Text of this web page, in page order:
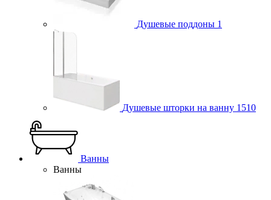
Душевые поддоны 1
Душевые шторки на ванну 1510
Ванны
Ванны